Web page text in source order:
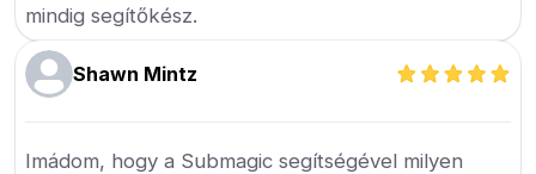
mindig segítőkész.
Shawn Mintz
Imádom, hogy a Submagic segítségével milyen